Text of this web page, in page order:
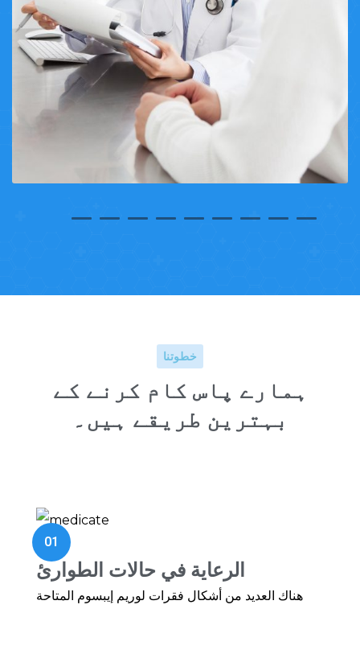
خطوتنا
ہمارے پاس کام کرنے کے
بہترین طریقے ہیں۔
01
الرعاية في حالات الطوارئ
هناك العديد من أشكال فقرات لوريم إيبسوم المتاحة